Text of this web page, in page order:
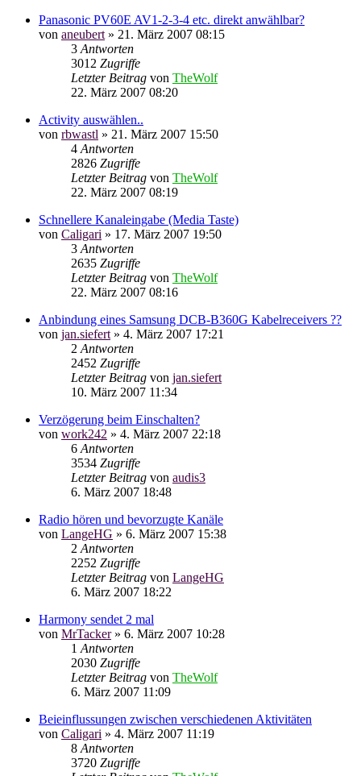
Panasonic PV60E AV1-2-3-4 etc. direkt anwählbar?
von aneubert » 21. März 2007 08:15
3 Antworten
3012 Zugriffe
Letzter Beitrag von TheWolf
22. März 2007 08:20
Activity auswählen..
von rbwastl » 21. März 2007 15:50
4 Antworten
2826 Zugriffe
Letzter Beitrag von TheWolf
22. März 2007 08:19
Schnellere Kanaleingabe (Media Taste)
von Caligari » 17. März 2007 19:50
3 Antworten
2635 Zugriffe
Letzter Beitrag von TheWolf
22. März 2007 08:16
Anbindung eines Samsung DCB-B360G Kabelreceivers ??
von jan.siefert » 4. März 2007 17:21
2 Antworten
2452 Zugriffe
Letzter Beitrag von jan.siefert
10. März 2007 11:34
Verzögerung beim Einschalten?
von work242 » 4. März 2007 22:18
6 Antworten
3534 Zugriffe
Letzter Beitrag von audis3
6. März 2007 18:48
Radio hören und bevorzugte Kanäle
von LangeHG » 6. März 2007 15:38
2 Antworten
2252 Zugriffe
Letzter Beitrag von LangeHG
6. März 2007 18:22
Harmony sendet 2 mal
von MrTacker» 6. März 2007 10:28
1 Antworten
2030 Zugriffe
Letzter Beitrag von TheWolf
6. März 2007 11:09
Beieinflussungen zwischen verschiedenen Aktivitäten
von Caligari » 4. März 2007 11:19
8 Antworten
3720 Zugriffe